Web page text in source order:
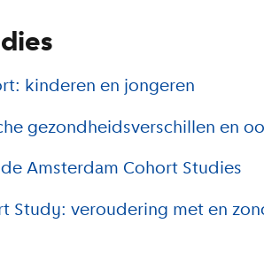
kinderen en jongeren
gezondheidsverschillen en
Amsterdam Cohort Studies
Study: veroudering met en